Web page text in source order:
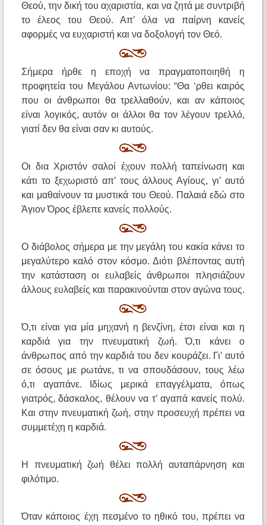
Θεού, την δική του αχαριστία, και να ζητά με συντριβή
το έλεος του Θεού. Απ’ όλα να παίρνη κανείς
αφορμές να ευχαριστή και να δοξολογή τον Θεό.
Σήμερα ήρθε η εποχή να πραγματοποιηθή η
προφητεία του Μεγάλου Αντωνίου: “Θα ‘ρθει καιρός
που οι άνθρωποι θα τρελλαθούν, και αν κάποιος
είναι λογικός, αυτόν οι άλλοι θα τον λέγουν τρελλό,
γιατί δεν θα είναι σαν κι αυτούς.
Οι δια Χριστόν σαλοί έχουν πολλή ταπείνωση και
κάτι το ξεχωριστό απ’ τους άλλους Αγίους, γι’ αυτό
και μαθαίνουν τα μυστικά του Θεού. Παλαιά εδώ στο
Άγιον Όρος έβλεπε κανείς πολλούς.
Ο διάβολος σήμερα με την μεγάλη του κακία κάνει το
μεγαλύτερο καλό στον κόσμο. Διότι βλέποντας αυτή
την κατάσταση οι ευλαβείς άνθρωποι πλησιάζουν
άλλους ευλαβείς και παρακινούνται στον αγώνα τους.
Ό,τι είναι για μία μηχανή η βενζίνη, έτσι είναι και η
καρδιά για την πνευματική ζωή. Ό,τι κάνει ο
άνθρωπος από την καρδιά του δεν κουράζει. Γι’ αυτό
σε όσους με ρωτάνε, τι να σπουδάσουν, τους λέω
ό,τι αγαπάνε. Ιδίως μερικά επαγγέλματα, όπως
γιατρός, δάσκαλος, θέλουν να τ’ αγαπά κανείς πολύ.
Και στην πνευματική ζωή, στην προσευχή πρέπει να
συμμετέχη η καρδιά.
Η πνευματική ζωή θέλει πολλή αυταπάρνηση και
φιλότιμο.
Όταν κάποιος έχη πεσμένο το ηθικό του, πρέπει να